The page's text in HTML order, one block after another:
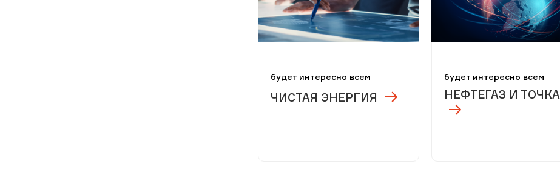
будет интересно всем
ЧИСТАЯ ЭНЕРГИЯ
будет интересно всем
НЕФТЕГАЗ И ТОЧКА